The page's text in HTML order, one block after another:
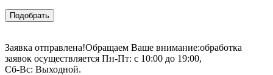
Подобрать
Заявка отправлена!Обращаем Ваше внимание:обработка
заявок осуществляется Пн-Пт: с 10:00 до 19:00,
Сб-Вс: Выходной.